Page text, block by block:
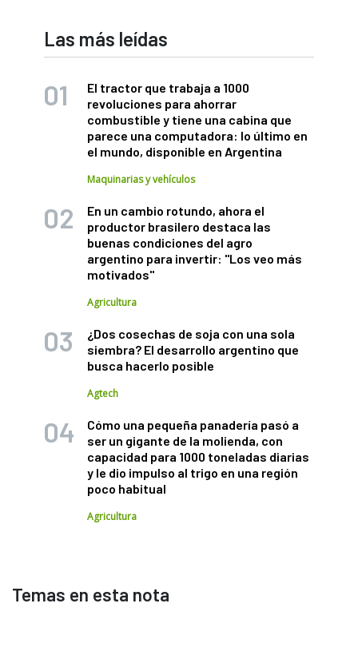
Las más leídas
El tractor que trabaja a 1000
revoluciones para ahorrar
combustible y tiene una cabina que
parece una computadora: lo último en
el mundo, disponible en Argentina
Maquinarias y vehículos
En un cambio rotundo, ahora el
productor brasilero destaca las
buenas condiciones del agro
argentino para invertir: "Los veo más
motivados"
Agricultura
¿Dos cosechas de soja con una sola
siembra? El desarrollo argentino que
busca hacerlo posible
Agtech
Cómo una pequeña panadería pasó a
ser un gigante de la molienda, con
capacidad para 1000 toneladas diarias
y le dio impulso al trigo en una región
poco habitual
Agricultura
Temas en esta nota